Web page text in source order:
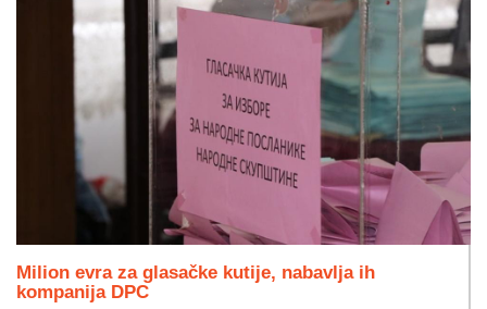
Milion evra za glasačke kutije, nabavlja ih
kompanija DPC